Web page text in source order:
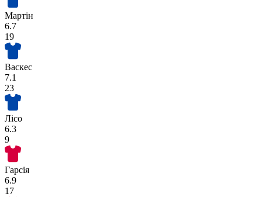
Мартін
6.7
19
Васкес
7.1
23
Лісо
6.3
9
Гарсія
6.9
17